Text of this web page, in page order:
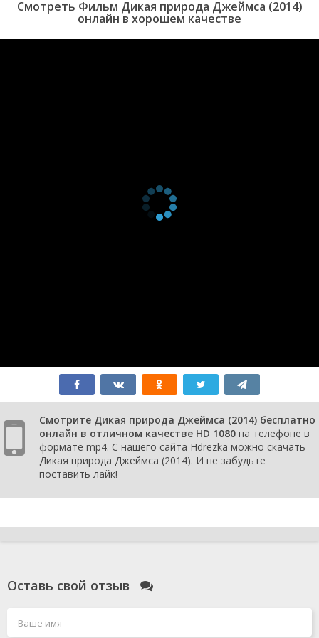
Смотреть Фильм Дикая природа Джеймса (2014)
онлайн в хорошем качестве
Смотрите Дикая природа Джеймса (2014) бесплатно
онлайн в отличном качестве HD 1080 на телефоне в
формате mp4. С нашего сайта Hdrezka можно скачать
Дикая природа Джеймса (2014). И не забудьте
поставить лайк!
Оставь свой отзыв